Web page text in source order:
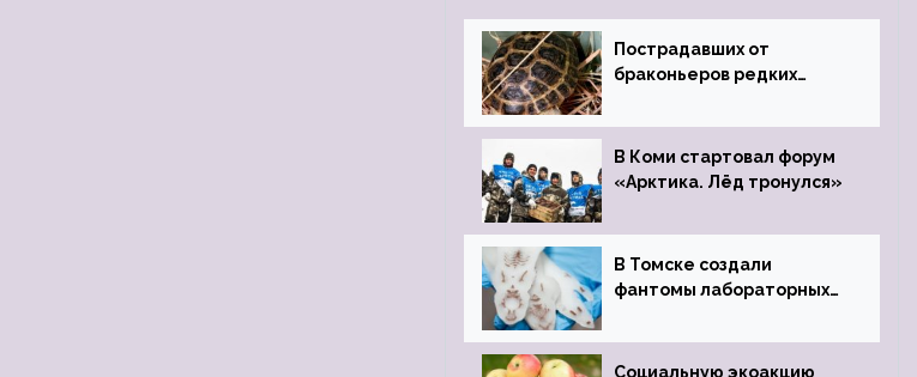
Пострадавших от
браконьеров редких
Ростовский зоопарк
В Коми стартовал форум
«Арктика. Лёд тронулся»
В Томске создали
фантомы лабораторных
Социальную экоакцию